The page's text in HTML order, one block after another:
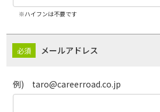
※ハイフンは不要です
メールアドレス
例) taro@careerroad.co.jp